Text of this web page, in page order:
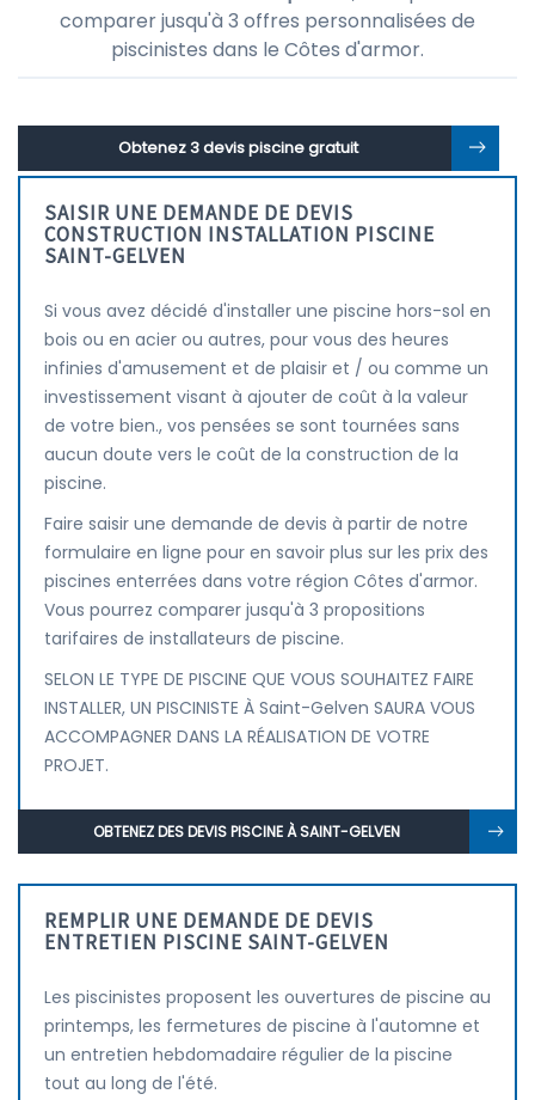
comparer jusqu'à 3 offres personnalisées de
piscinistes dans le Côtes d'armor.
Obtenez 3 devis piscine gratuit
SAISIR UNE DEMANDE DE DEVIS
CONSTRUCTION INSTALLATION PISCINE
SAINT-GELVEN
Si vous avez décidé d'installer une piscine hors-sol en
bois ou en acier ou autres, pour vous des heures
infinies d'amusement et de plaisir et / ou comme un
investissement visant à ajouter de coût à la valeur
de votre bien., vos pensées se sont tournées sans
aucun doute vers le coût de la construction de la
piscine.
Faire saisir une demande de devis à partir de notre
formulaire en ligne pour en savoir plus sur les prix des
piscines enterrées dans votre région Côtes d'armor.
Vous pourrez comparer jusqu'à 3 propositions
tarifaires de installateurs de piscine.
SELON LE TYPE DE PISCINE QUE VOUS SOUHAITEZ FAIRE
INSTALLER, UN PISCINISTE À Saint-Gelven SAURA VOUS
ACCOMPAGNER DANS LA RÉALISATION DE VOTRE
PROJET.
OBTENEZ DES DEVIS PISCINE À SAINT-GELVEN
REMPLIR UNE DEMANDE DE DEVIS
ENTRETIEN PISCINE SAINT-GELVEN
Les piscinistes proposent les ouvertures de piscine au
printemps, les fermetures de piscine à l'automne et
un entretien hebdomadaire régulier de la piscine
tout au long de l'été.